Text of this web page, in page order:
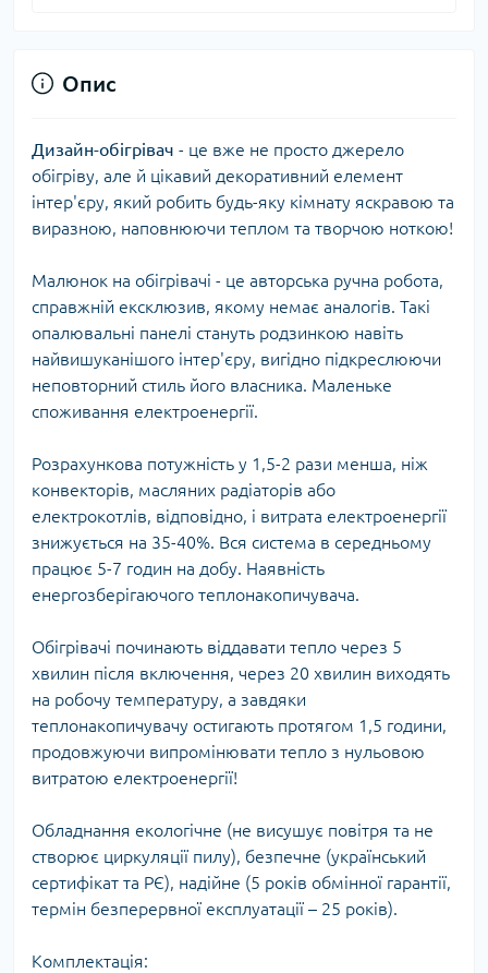
Опис
Дизайн-обігрівач - це вже не просто джерело
обігріву, але й цікавий декоративний елемент
інтер'єру, який робить будь-яку кімнату яскравою та
виразною, наповнюючи теплом та творчою ноткою!
Малюнок на обігрівачі - це авторська ручна робота,
справжній ексклюзив, якому немає аналогів. Такі
опалювальні панелі стануть родзинкою навіть
найвишуканішого інтер'єру, вигідно підкреслюючи
неповторний стиль його власника. Маленьке
споживання електроенергії.
Розрахункова потужність у 1,5-2 рази менша, ніж
конвекторів, масляних радіаторів або
електрокотлів, відповідно, і витрата електроенергії
знижується на 35-40%. Вся система в середньому
працює 5-7 годин на добу. Наявність
енергозберігаючого теплонакопичувача.
Обігрівачі починають віддавати тепло через 5
хвилин після включення, через 20 хвилин виходять
на робочу температуру, а завдяки
теплонакопичувачу остигають протягом 1,5 години,
продовжуючи випромінювати тепло з нульовою
витратою електроенергії!
Обладнання екологічне (не висушує повітря та не
створює циркуляції пилу), безпечне (український
сертифікат та РЄ), надійне (5 років обмінної гарантії,
термін безперервної експлуатації – 25 років).
Комплектація: